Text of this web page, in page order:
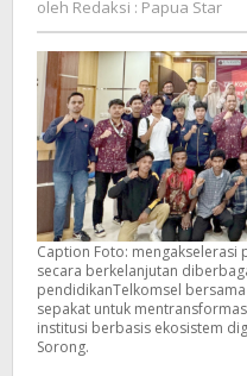
Star
oleh Redaksi : Papua Star
Caption Foto: mengakselerasi
secara berkelanjutan
pendidikanTelkomsel
sepakat untuk
institusi berbasis ekosistem
Sorong.